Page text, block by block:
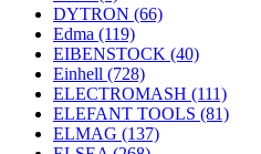
DYTRON (66)
Edma (119)
EIBENSTOCK (40)
Einhell (728)
ELECTROMASH (111)
ELEFANT TOOLS (81)
ELMAG (137)